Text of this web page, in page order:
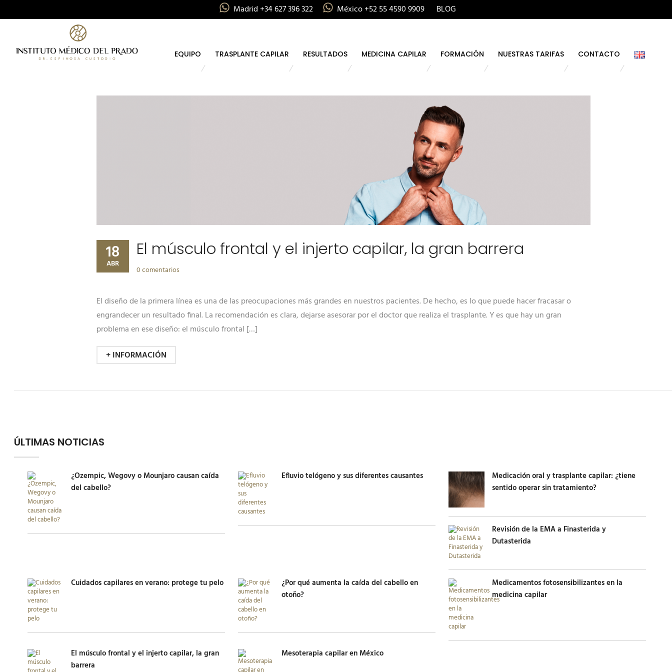
Madrid +34 627 396 322 México +52 55 4590 9909 BLOG
EQUIPO TRASPLANTE CAPILAR RESULTADOS MEDICINA CAPILAR FORMACIÓN NUESTRAS TARIFAS CONTACTO
18
ABR
El músculo frontal y el injerto capilar, la gran barrera
0 comentarios
El diseño de la primera línea es una de las preocupaciones más grandes en nuestros pacientes. De hecho, es lo que puede hacer fracasar o
engrandecer un resultado final. La recomendación es clara, dejarse asesorar por el doctor que realiza el trasplante. Y es que hay un gran
problema en ese diseño: el músculo frontal […]
+ INFORMACIÓN
ÚLTIMAS NOTICIAS
¿Ozempic, Wegovy o Mounjaro causan caída
del cabello?
Efluvio telógeno y sus diferentes causantes
Medicación oral y trasplante capilar: ¿tiene
sentido operar sin tratamiento?
Revisión de la EMA a Finasterida y
Dutasterida
Cuidados capilares en verano: protege tu pelo
¿Por qué aumenta la caída del cabello en
otoño?
Medicamentos fotosensibilizantes en la
medicina capilar
El músculo frontal y el injerto capilar, la gran
barrera
Mesoterapia capilar en México